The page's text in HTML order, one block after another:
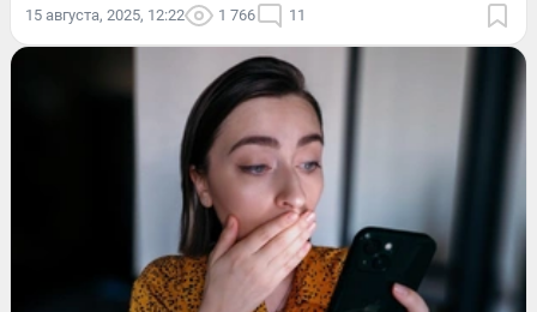
15 августа, 2025, 12:22 1 766 11